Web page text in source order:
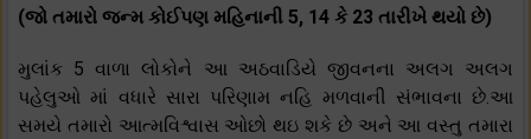
(જો તમારો જન્મ કોઈપણ મહિનાની 5, 14 કે 23 તારીખે થયો છે)
મુલાંક 5 વાળા લોકોને આ અઠવાડિયે જીવનના અલગ અલગ
પહેલુઓ માં વધારે સારા પરિણામ નહિ મળવાની સંભાવના છે.આ
સમયે તમારો આત્મવિશ્વાસ ઓછો થઇ શકે છે અને આ વસ્તુ તમારા